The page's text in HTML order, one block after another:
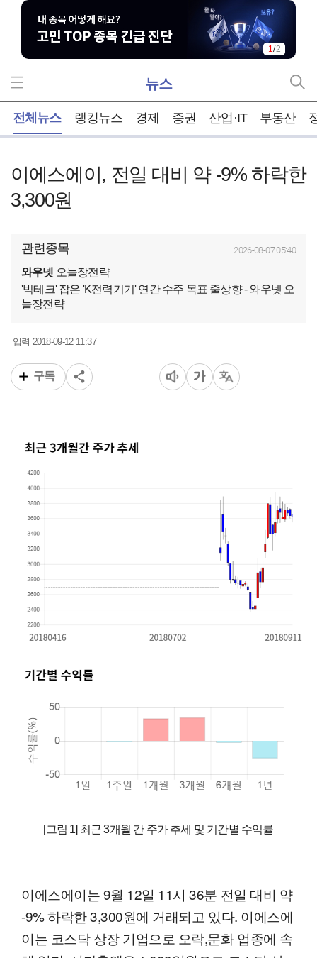
1/2
뉴스
전체뉴스 랭킹뉴스 경제 증권 산업·IT 부동산
이에스에이, 전일 대비 약 -9% 하락한
3,300원
관련종목 2026-08-07 05:40
와우넷 오늘장전략
'빅테크' 잡은 'K전력기기' 연간 수주 목표 줄상향 - 와우넷 오
늘장전략
입력 2018-09-12 11:37
구독
[그림 1] 최근 3개월 간 주가 추세 및 기간별 수익률
이에스에이는 9월 12일 11시 36분 전일 대비 약
-9% 하락한 3,300원에 거래되고 있다. 이에스에
이는 코스닥 상장 기업으로 오락,문화 업종에 속